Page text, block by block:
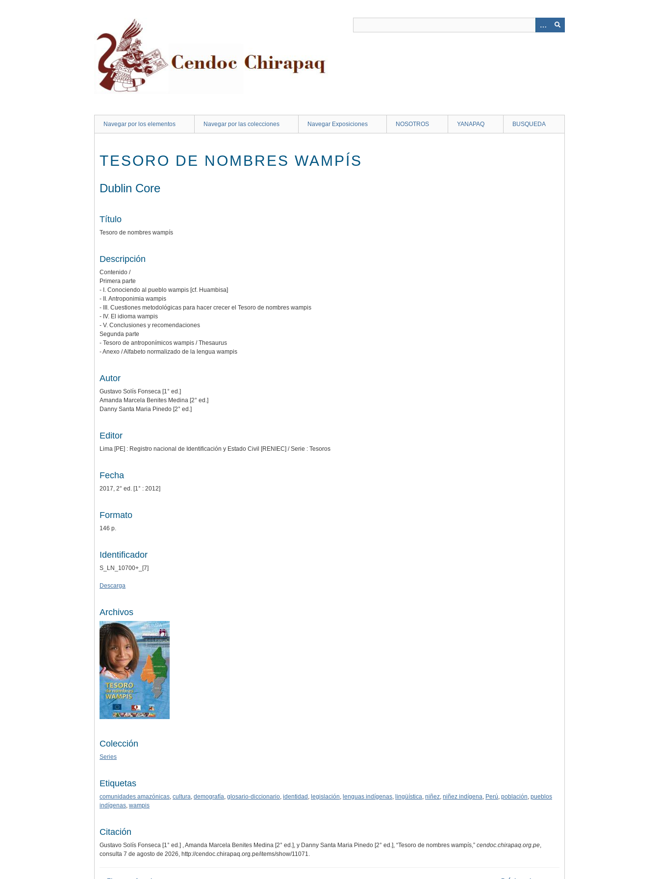
Navegar por los elementos Navegar por las colecciones Navegar Exposiciones NOSOTROS YANAPAQ BUSQUEDA
TESORO DE NOMBRES WAMPÍS
Dublin Core
Título
Tesoro de nombres wampís
Descripción
Contenido /
Primera parte
- I. Conociendo al pueblo wampis [cf. Huambisa]
- II. Antroponimia wampis
- III. Cuestiones metodológicas para hacer crecer el Tesoro de nombres wampis
- IV. El idioma wampis
- V. Conclusiones y recomendaciones
Segunda parte
- Tesoro de antroponímicos wampis / Thesaurus
- Anexo / Alfabeto normalizado de la lengua wampis
Autor
Gustavo Solís Fonseca [1° ed.]
Amanda Marcela Benites Medina [2° ed.]
Danny Santa Maria Pinedo [2° ed.]
Editor
Lima [PE] : Registro nacional de Identificación y Estado Civil [RENIEC] / Serie : Tesoros
Fecha
2017, 2° ed. [1° : 2012]
Formato
146 p.
Identificador
S_LN_10700+_[7]
Descarga
Archivos
Colección
Series
Etiquetas
comunidades amazónicas cultura demografía glosario-diccionario identidad legislación lenguas indígenas lingüística niñez niñez indígena Perú población pueblos
indígenas wampis
Citación
Gustavo Solís Fonseca [1° ed.] , Amanda Marcela Benites Medina [2° ed.], y Danny Santa Maria Pinedo [2° ed.], “Tesoro de nombres wampís,” cendoc.chirapaq.org.pe
consulta 7 de agosto de 2026, http://cendoc.chirapaq.org.pe/items/show/11071